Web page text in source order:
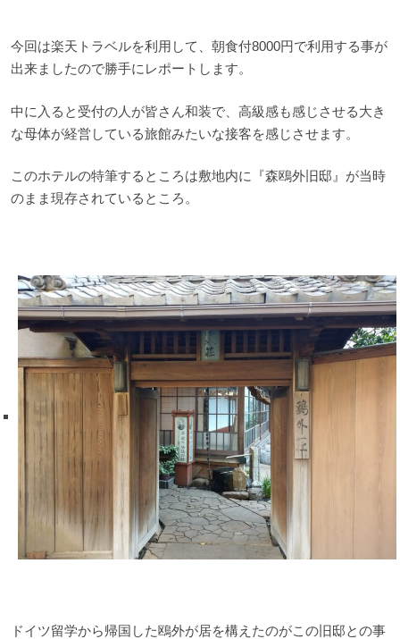
今回は楽天トラベルを利用して、朝食付8000円で利用する事が
出来ましたので勝手にレポートします。
中に入ると受付の人が皆さん和装で、高級感も感じさせる大き
な母体が経営している旅館みたいな接客を感じさせます。
このホテルの特筆するところは敷地内に『森鴎外旧邸』が当時
のまま現存されているところ。
ドイツ留学から帰国した鴎外が居を構えたのがこの旧邸との事